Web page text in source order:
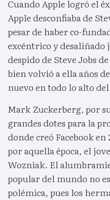
Cuando Apple logró el
Apple desconfiaba de
pesar de haber co-
excéntrico y desaliñado
despido de Steve Jobs
bien volvió a ella años
nuevo en todo lo alto
Mark Zuckerberg, por
grandes dotes para la
donde creó Facebook
por aquella época, el
Wozniak. El
popular del mundo no
polémica, pues los